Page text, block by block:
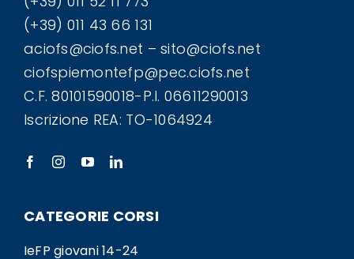
(+39) 011 43 66 131
aciofs@ciofs.net – sito@ciofs.net
ciofspiemontefp@pec.ciofs.net
C.F. 80101590018-P.I. 06611290013
Iscrizione REA: TO-1064924
CATEGORIE CORSI
IeFP giovani 14-24